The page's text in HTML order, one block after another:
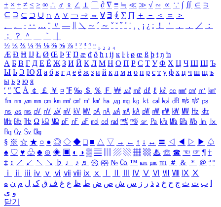
± × ÷ ≠ ≤ ≥ ∞ ∴ ♂ ♀ ∠ ⊥ ⌒ ∂ ∇ ≡ ≒ ≪ ≫ √ ∽ ∝ ∵ ∫ ∬ ∈ ∋
⊆ ⊇ ⊂ ⊃ ∪ ∩ ∧ ∨ ￢ ⇒ ⇔ ∀ ∃ ∮ ∑ ∏ ＋ － ＜ ＝
＞
、
。 · ‥ … ¨ 〃 ― ＼ ∼ ´ ～ ˇ ˘ ˝ ˚ ˙ ¸ ¡ ¿ ː ！ ＇ ， ． ／
：
；
？ ＾ ｀
½ ⅓ ⅔ ¼ ¾ ⅛ ⅜ ⅝ ⅞ ¹ ² ³ ⁴ ⁿ ₁ ₂ ₃ ₄
Æ Ð Ħ Ĳ Ł Ø Œ Þ Ŧ Ŋ æ đ ð ħ ı ĳ ĸ ŀ ł ø œ ß þ ŧ ŋ ŉ
А Б В Г Д Е Ё Ж З И Й К Л М Н О П Р С Т У Ф Х Ц Ч Ш Щ Ъ
Ы Ь Э Ю Я а б в г д е ё ж з и й к л м н о п р с т у ф х ц ч ш щ ъ
ы ь э ю я
′ ″ ℃ Å ￠ ￡ ￥ ¤ ℉ ‰ ＄ ％ Ｆ ￦ ㎕ ㎖ ㎗ ℓ ㎘ ㏄ ㎣ ㎤ ㎥ ㎦
㎙ ㎚ ㎛ ㎜ ㎝ ㎞ ㎟ ㎠ ㎡ ㎢ ㏊ ㎍ ㎎ ㎏ ㏏ ㎈ ㎉ ㏈ ㎧ ㎨ ㎰
㎱ ㎲ ㎳ ㎴ ㎵ ㎶ ㎷ ㎸ ㎹ ㎀ ㎁ ㎂ ㎃ ㎄ ㎺ ㎻ ㎽ ㎾ ㎿ ㎐ ㎑
㎒ ㎓ ㎔ Ω ㏀ ㏁ ㎊ ㎋ ㎌ ㏖ ㏅ ㎭ ㎮ ㎯ ㏛ ㎩ ㎪ ㎫ ㎬ ㏝ ㏐
㏓
㏃ ㏉ ㏜ ㏆
§ ※ ☆ ★ ○ ● ◎ ◇ ◆ □ ■ △ ▽ → ← ↑ ↓ ↔ 〓 ◁ ◀ ▷ ▶ ♤
♠ ♡ ♥ ♧ ♣ ⊙ ◈ ▣ ◐ ◑ ▒ ▤ ▨ ▧ ▦ ▩ ♨ ☏ ☎ ☜ ☞ ¶ †
‡ ↕ ↗ ↙ ↖ ↘ ♭ ♩ ♪ ♬ ㉿ ㈜ № ㏇ ™ ㏂ ㏘ ℡ ＃ ＆ ＊ ＠ ª º
ⅰ
ⅱ ⅲ ⅳ ⅴ ⅵ ⅶ ⅷ ⅸ ⅹ Ⅳ Ⅴ Ⅵ Ⅶ Ⅷ Ⅸ Ⅹ
ب ت ث ج ح خ د ذ ر ز س ش ص ض ط ظ ع غ ف ق ک ل م ن ه
و ی
닫기